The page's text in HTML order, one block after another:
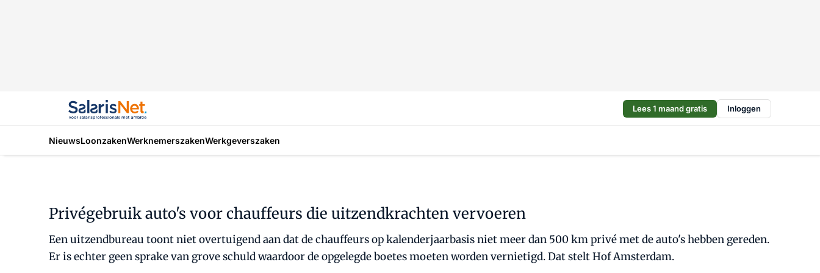
Lees 1 maand gratis Inloggen
NieuwsLoonzakenWerknemerszakenWerkgeverszaken
Privégebruik auto's voor chauffeurs die uitzendkrachten vervoeren
Een uitzendbureau toont niet overtuigend aan dat de chauffeurs op kalenderjaarbasis niet meer dan 500 km privé met de auto's hebben gereden.
Er is echter geen sprake van grove schuld waardoor de opgelegde boetes moeten worden vernietigd. Dat stelt Hof Amsterdam.